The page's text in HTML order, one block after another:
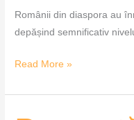
Românii din diaspora au
depășind semnificativ
Read More »
Prezență